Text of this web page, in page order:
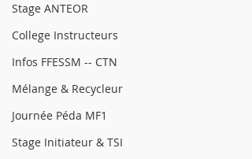
Stage ANTEOR
College Instructeurs
Infos FFESSM -- CTN
Mélange & Recycleur
Journée Péda MF1
Stage Initiateur & TSI